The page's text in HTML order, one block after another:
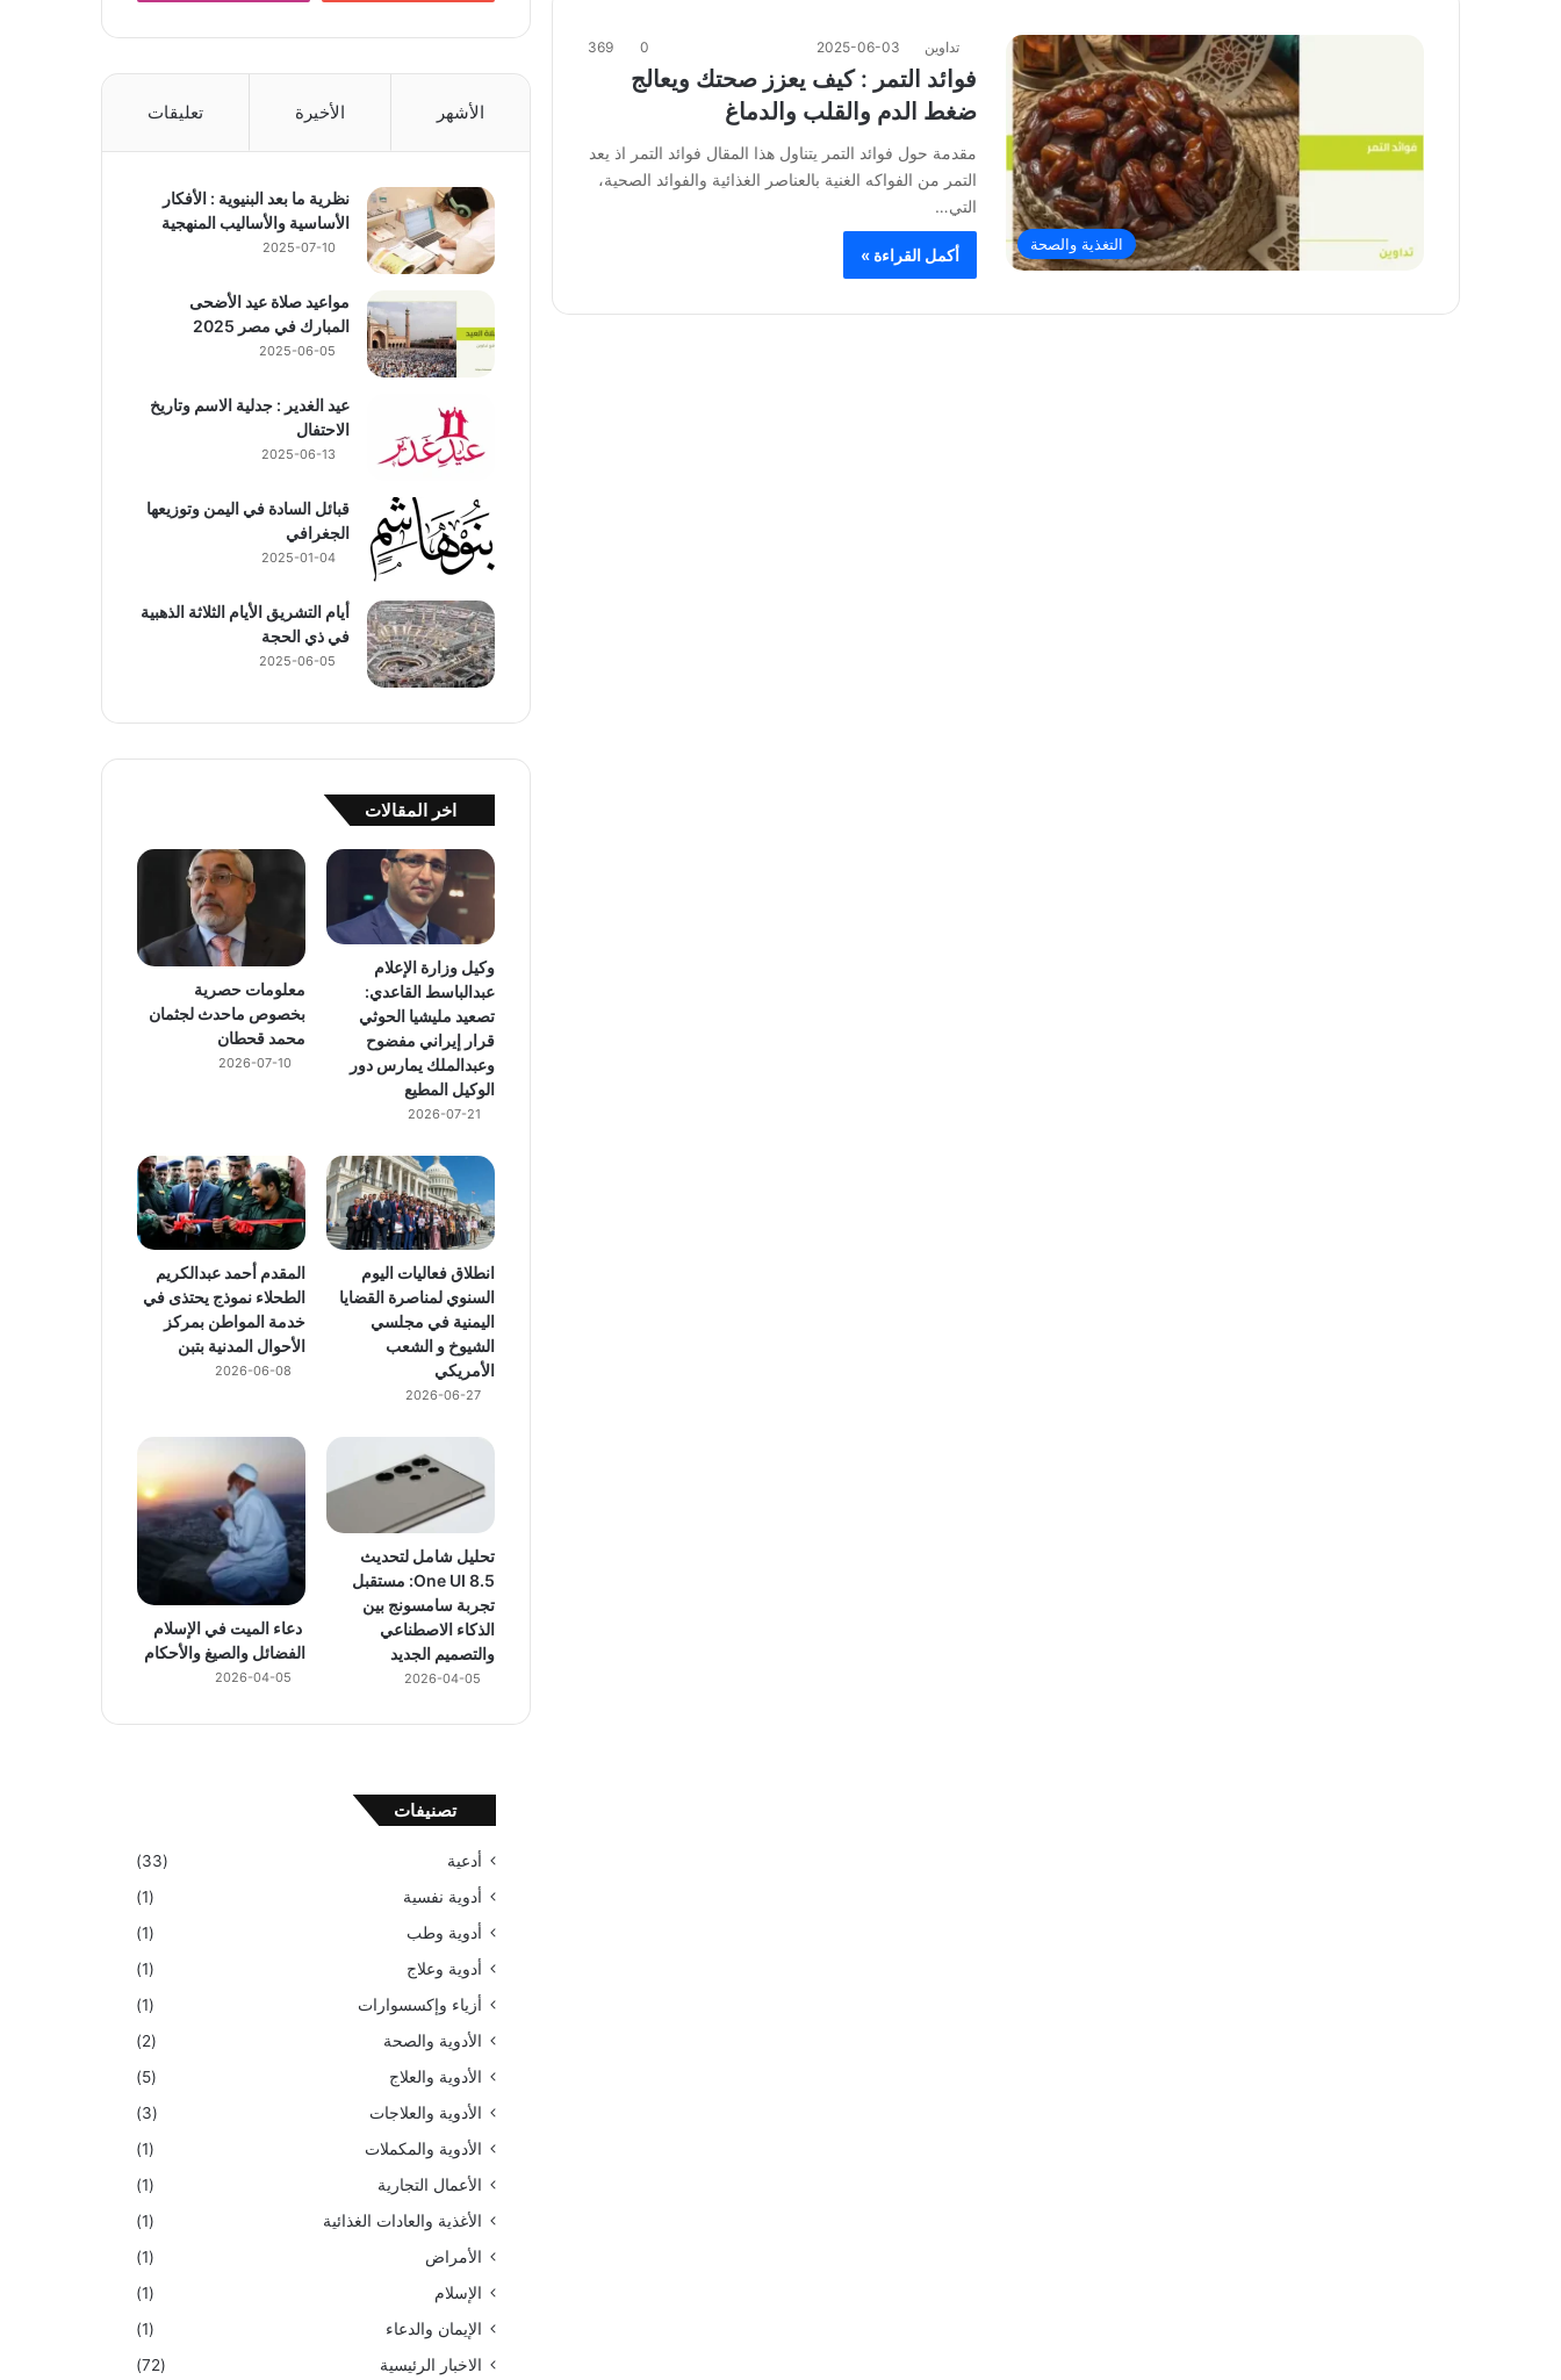
التغذية والصحة
تداوين 2025-06-03
0
369
فوائد التمر : كيف يعزز صحتك ويعالج
ضغط الدم والقلب والدماغ
مقدمة حول فوائد التمر يتناول هذا المقال فوائد التمر اذ يعد
التمر من الفواكه الغنية بالعناصر الغذائية والفوائد الصحية،
التي…
أكمل القراءة »
الأشهر الأخيرة تعليقات
نظرية ما بعد البنيوية : الأفكار
الأساسية والأساليب المنهجية
2025-07-10
مواعيد صلاة عيد الأضحى
المبارك في مصر 2025
2025-06-05
عيد الغدير : جدلية الاسم وتاريخ
الاحتفال
2025-06-13
قبائل السادة في اليمن وتوزيعها
الجغرافي
2025-01-04
أيام التشريق الأيام الثلاثة الذهبية
في ذي الحجة
2025-06-05
اخر المقالات
وكيل وزارة الإعلام
عبدالباسط القاعدي:
تصعيد مليشيا الحوثي
قرار إيراني مفضوح
وعبدالملك يمارس دور
الوكيل المطيع
2026-07-21
معلومات حصرية
بخصوص ماحدث لجثمان
محمد قحطان
2026-07-10
انطلاق فعاليات اليوم
السنوي لمناصرة القضايا
اليمنية في مجلسي
الشيوخ و الشعب
الأمريكي
2026-06-27
المقدم أحمد عبدالكريم
الطحلاء نموذج يحتذى في
خدمة المواطن بمركز
الأحوال المدنية بتبن
2026-06-08
تحليل شامل لتحديث
One UI 8.5: مستقبل
تجربة سامسونج بين
الذكاء الاصطناعي
والتصميم الجديد
2026-04-05
دعاء الميت في الإسلام
الفضائل والصيغ والأحكام
2026-04-05
تصنيفات
أدعية
(33)
أدوية نفسية
(1)
أدوية وطب
(1)
أدوية وعلاج
(1)
أزياء وإكسسوارات
(1)
الأدوية والصحة
(2)
الأدوية والعلاج
(5)
الأدوية والعلاجات
(3)
الأدوية والمكملات
(1)
الأعمال التجارية
(1)
الأغذية والعادات الغذائية
(1)
الأمراض
(1)
الإسلام
(1)
الإيمان والدعاء
(1)
الاخبار الرئيسية
(72)